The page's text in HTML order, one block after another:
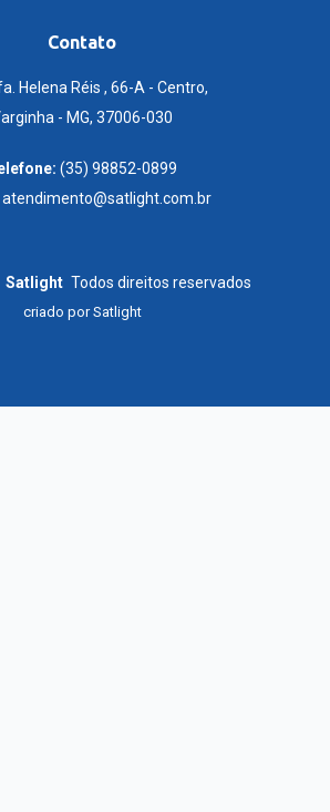
Contato
Helena Réis , 66-A - Centro,
- MG, 37006-030
(35) 98852-0899
atendimento@satlight.com.br
Satlight Todos direitos reservados
criado porSatlight